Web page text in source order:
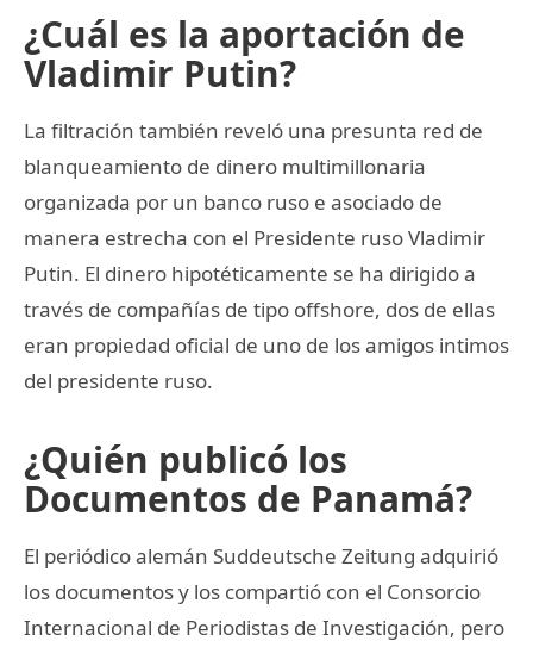
¿Cuál es la aportación de
Vladimir Putin?
La filtración también reveló una presunta red de
blanqueamiento de dinero multimillonaria
organizada por un banco ruso e asociado de
manera estrecha con el Presidente ruso Vladimir
Putin. El dinero hipotéticamente se ha dirigido a
través de compañías de tipo offshore, dos de ellas
eran propiedad oficial de uno de los amigos intimos
del presidente ruso.
¿Quién publicó los
Documentos de Panamá?
El periódico alemán Suddeutsche Zeitung adquirió
los documentos y los compartió con el Consorcio
Internacional de Periodistas de Investigación, pero